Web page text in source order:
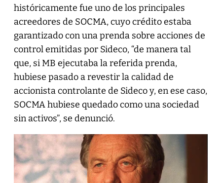
históricamente fue uno de los principales
acreedores de SOCMA, cuyo crédito estaba
garantizado con una prenda sobre acciones de
control emitidas por Sideco, “de manera tal
que, si MB ejecutaba la referida prenda,
hubiese pasado a revestir la calidad de
accionista controlante de Sideco y, en ese caso,
SOCMA hubiese quedado como una sociedad
sin activos”, se denunció.